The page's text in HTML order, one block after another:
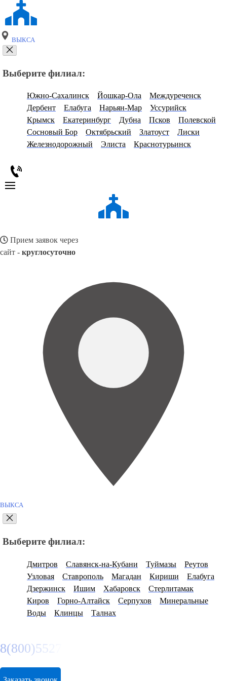
ВЫКСА
Выберите филиал:
Южно-Сахалинск Йошкар-Ола
Междуреченск
Дербент
Елабуга Нарьян-Мар
Уссурийск
Крымск
Екатеринбург Дубна Псков
Полевской
Сосновый Бор
Октябрьский Златоуст
Лиски
Железнодорожный
Элиста Краснотурьинск
Прием заявок через
сайт - круглосуточно
ВЫКСА
Выберите филиал:
Дмитров Славянск-на-Кубани Туймазы
Реутов
Узловая
Ставрополь Магадан Кириши
Елабуга
Дзержинск
Ишим Хабаровск
Стерлитамак
Киров
Горно-Алтайск Серпухов
Минеральные
Воды
Клинцы Талнах
8(800)5527584